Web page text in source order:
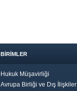
BİRİMLER
Hukuk Müşavirliği
Avrupa Birliği ve Dış